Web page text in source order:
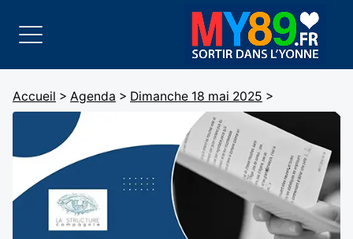
Accueil > Agenda > Dimanche 18 mai 2025 >